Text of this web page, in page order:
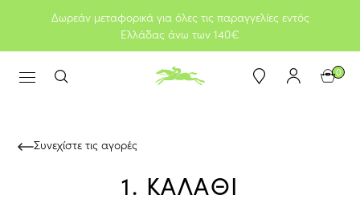
Δωρεάν μεταφορικά για όλες τις παραγγελίες εντός
Ελλάδας άνω των 140€
0
Συνεχίστε τις αγορές
1. ΚΑΛΑΘΙ